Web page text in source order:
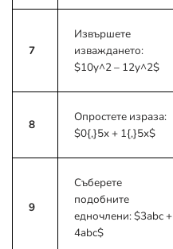
7
Извършете
изваждането:
$10y^2 – 12y^2$
8
Опростете израза:
$0{,}5x + 1{,}5x$
9
Съберете
подобните
едночлени:$3abc +
4abc$